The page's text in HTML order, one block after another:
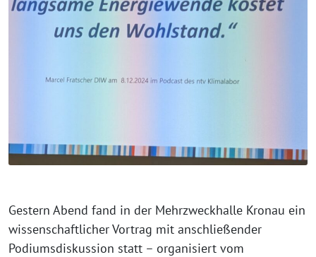
Gestern Abend fand in der Mehrzweckhalle Kronau ein
wissenschaftlicher Vortrag mit anschließender
Podiumsdiskussion statt – organisiert vom